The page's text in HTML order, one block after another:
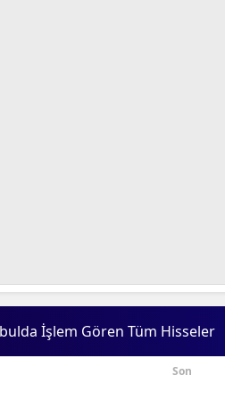
İşlem Gören Tüm Hisseler
Son